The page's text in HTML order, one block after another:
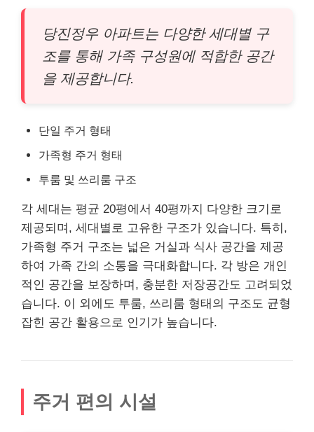
당진정우 아파트는 다양한 세대별 구
조를 통해 가족 구성원에 적합한 공간
을 제공합니다.
단일 주거 형태
가족형 주거 형태
투룸 및 쓰리룸 구조
각 세대는 평균 20평에서 40평까지 다양한 크기로
제공되며, 세대별로 고유한 구조가 있습니다. 특히,
가족형 주거 구조는 넓은 거실과 식사 공간을 제공
하여 가족 간의 소통을 극대화합니다. 각 방은 개인
적인 공간을 보장하며, 충분한 저장공간도 고려되었
습니다. 이 외에도 투룸, 쓰리룸 형태의 구조도 균형
잡힌 공간 활용으로 인기가 높습니다.
주거 편의 시설